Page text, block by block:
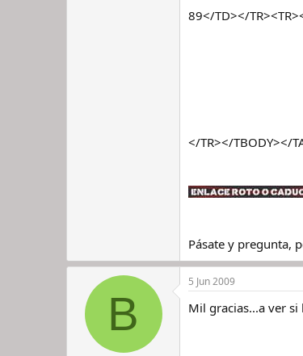
89</TD></
</TR></TBODY></
Pásate y pregunta,
B
5 Jun 2009
Mil gracias...a ver